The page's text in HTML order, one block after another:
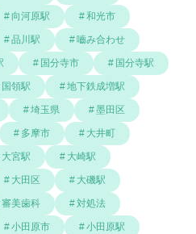
向河原駅 和光市
品川駅 嚙み合わせ
国分寺市 国分寺駅
国領駅 地下鉄成増駅
埼玉県 墨田区
多摩市 大井町
大宮駅 大崎駅
大田区 大磯駅
審美歯科 対処法
小田原市 小田原駅